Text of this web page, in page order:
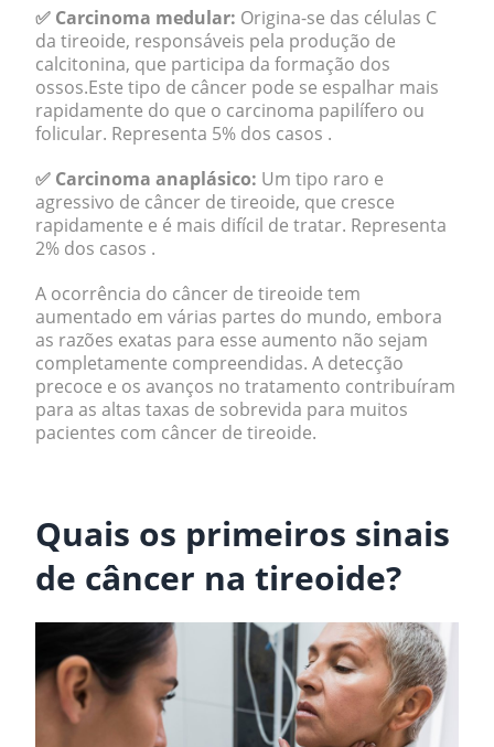
✅ Carcinoma medular: Origina-se das células C
da tireoide, responsáveis pela produção de
calcitonina, que participa da formação dos
ossos.Este tipo de câncer pode se espalhar mais
rapidamente do que o carcinoma papilífero ou
folicular. Representa 5% dos casos .
✅ Carcinoma anaplásico: Um tipo raro e
agressivo de câncer de tireoide, que cresce
rapidamente e é mais difícil de tratar. Representa
2% dos casos .
A ocorrência do câncer de tireoide tem
aumentado em várias partes do mundo, embora
as razões exatas para esse aumento não sejam
completamente compreendidas. A detecção
precoce e os avanços no tratamento contribuíram
para as altas taxas de sobrevida para muitos
pacientes com câncer de tireoide.
Quais os primeiros sinais
de câncer na tireoide?